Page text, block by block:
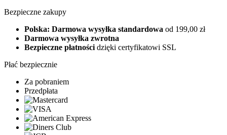
Bezpieczne zakupy
Polska: Darmowa wysyłka standardowa od 199,00 zł
Darmowa wysyłka zwrotna
Bezpieczne płatności dzięki certyfikatowi SSL
Płać bezpiecznie
Za pobraniem
Przedpłata